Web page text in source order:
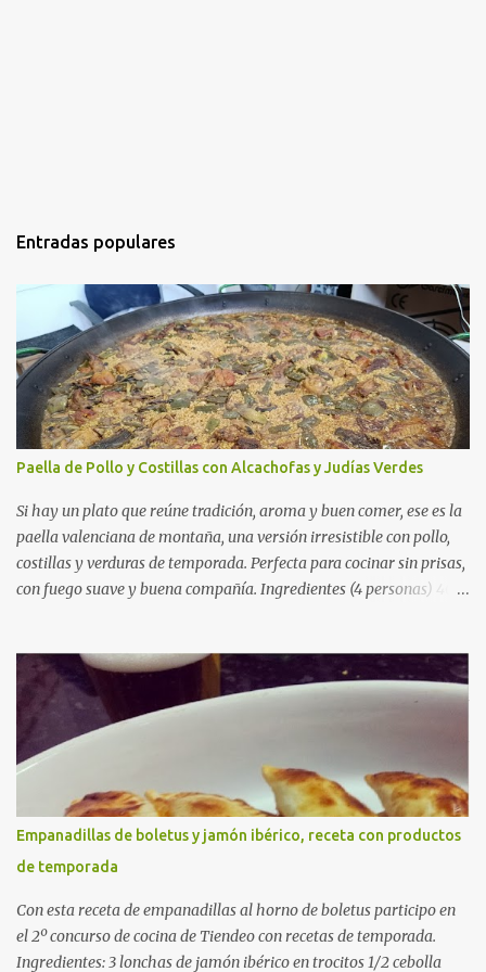
Entradas populares
Paella de Pollo y Costillas con Alcachofas y Judías Verdes
Si hay un plato que reúne tradición, aroma y buen comer, ese es la
paella valenciana de montaña, una versión irresistible con pollo,
costillas y verduras de temporada. Perfecta para cocinar sin prisas,
con fuego suave y buena compañía. Ingredientes (4 personas) 400
verdes planas 2 tomates maduros rallados 1,2 litros de caldo de
pollo (o agua) 1 cucharadita de hebras de azafrán 1 cucharadita de
pimentón dulce 2 dientes de ajo Aceite de oliva virgen extra Sal al
gusto (Opcional) una ramita de romero Elaboración 1. Prepara las
verduras Limpia las alcachofas, retira las hojas duras y córtalas en
cuartos. Trocea las judías verdes. Reserva en agua con limón para
que no se oxiden. 2. Sofríe las carnes En la paellera, añade un buen
chorro de aceite de oliva y dora bien el pollo y las costillas a fuego
medio-alto. Este paso es clave: cuanto más dorado, más sabor ten...
Empanadillas de boletus y jamón ibérico, receta con productos
de temporada
Con esta receta de empanadillas al horno de boletus participo en
el 2º concurso de cocina de Tiendeo con recetas de temporada.
Ingredientes: 3 lonchas de jamón ibérico en trocitos 1/2 cebolla